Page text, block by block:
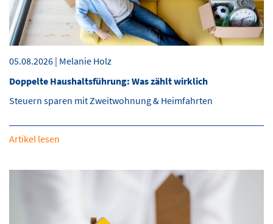
05.08.2026 | Melanie Holz
Doppelte Haushaltsführung: Was zählt wirklich
Steuern sparen mit Zweitwohnung & Heimfahrten
Artikel lesen